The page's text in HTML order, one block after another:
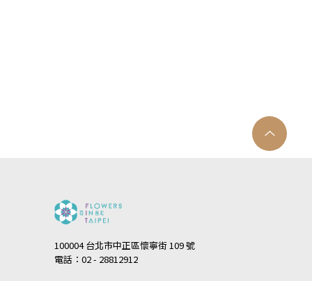
100004 台北市中正區懷寧街 109 號
電話：02 - 28812912